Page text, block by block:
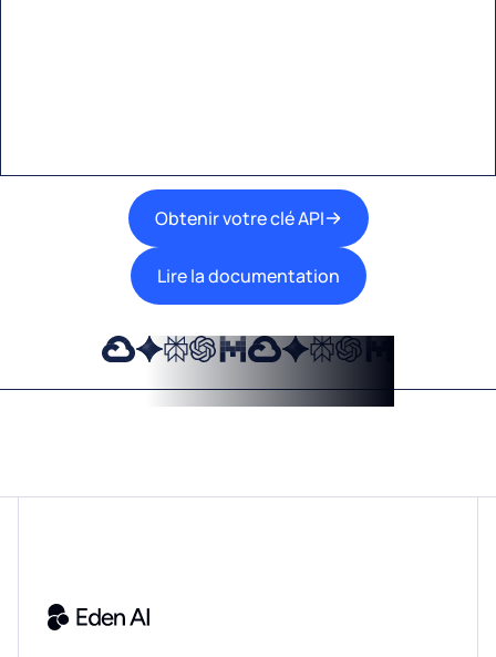
Obtenir votre clé API
Lire la documentation